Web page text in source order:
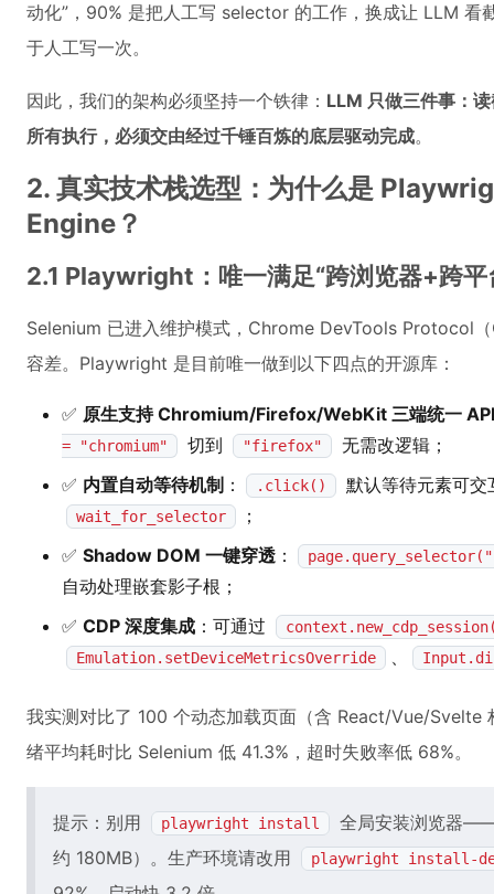
动化”，90% 是把人工写 selector 的工作，换成让 LLM
于人工写一次。
因此，我们的架构必须坚持一个铁律： LLM 只做三件事：
所有执行，必须交由经过千锤百炼的底层驱动完成。
2. 真实技术栈选型：为什么是
Engine？
2.1 Playwright：唯一满足“跨浏览器+跨平
Selenium 已进入维护模式，Chrome DevTools Protocol
容差。Playwright 是目前唯一做到以下四点的开源库：
✅ 原生支持 Chromium/Firefox/WebKit 三端统一 API
= "chromium" 切到 "firefox"
无需改逻辑；
✅ 内置自动等待机制 ： .click() 默认等待元素可
wait_for_selector
；
✅ Shadow DOM 一键穿透 ：
自动处理嵌套影子根；
✅ CDP 深度集成 ：可通过
Emulation.setDeviceMetricsOverride
、
我实测对比了 100 个动态加载页面（含 React/Vue/Svelte
绪平均耗时比 Selenium 低 41.3%，超时失败率低 68%。
提示：别用 playwright install
全局安装浏览器
约 180MB）。生产环境请改用
playwright install-